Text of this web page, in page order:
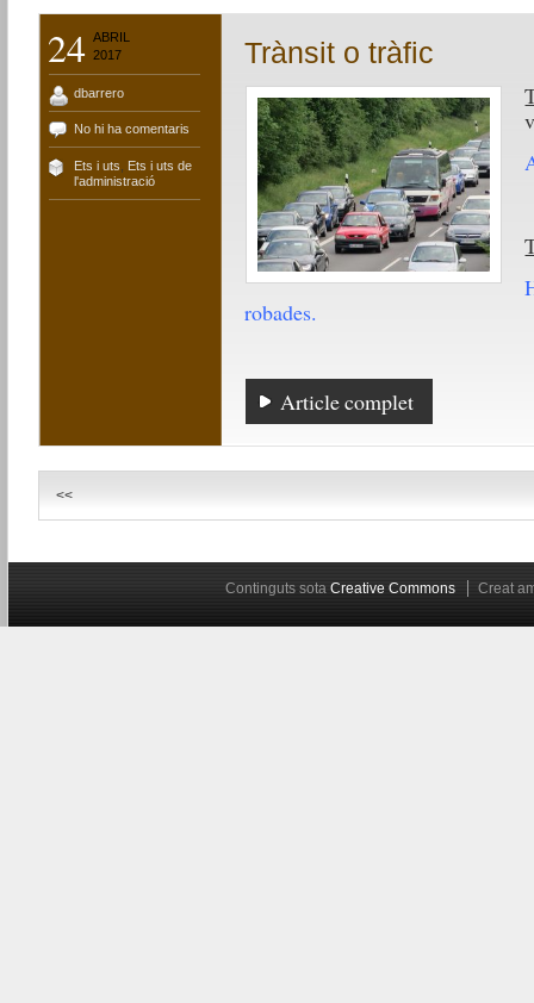
24
ABRIL
2017
dbarrero
No hi ha comentaris
Ets i uts
Ets i uts de
l'administració
Trànsit o tràfic
robades.
Article complet
<<
Continguts sotaCreative Commons Creat